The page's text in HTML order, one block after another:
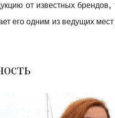
от известных
его одним из ведущих